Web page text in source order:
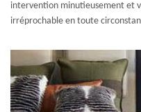
intervention minutieusement et
irréprochable en toute